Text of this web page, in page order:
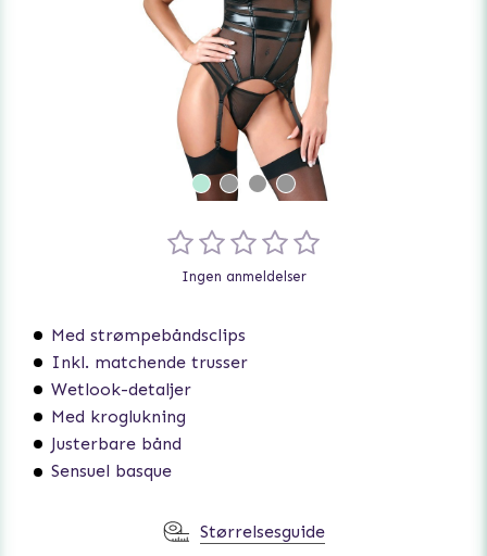
Med strømpebåndsclips
Inkl. matchende trusser
Wetlook-detaljer
Med kroglukning
Justerbare bånd
Sensuel basque
Ingen anmeldelser
Størrelsesguide